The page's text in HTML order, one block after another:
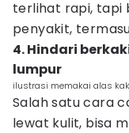
terlihat rapi, tapi
penyakit,
4. Hindari
lumpur
ilustrasi memakai alas
Salah satu cara
lewat kulit, bisa